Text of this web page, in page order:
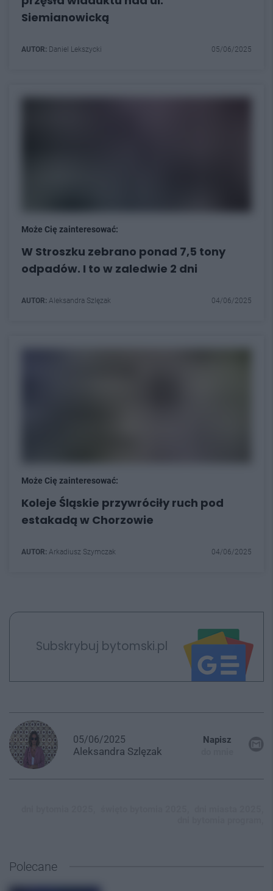
Siemianowicką
AUTOR: Daniel Lekszycki 05/06/2025
Może Cię zainteresować:
W Stroszku zebrano ponad 7,5 tony
odpadów. I to w zaledwie 2 dni
AUTOR: Aleksandra Szlęzak 04/06/2025
Może Cię zainteresować:
Koleje Śląskie przywróciły ruch pod
estakadą w Chorzowie
AUTOR: Arkadiusz Szymczak 04/06/2025
Subskrybuj bytomski.pl
05/06/2025
Aleksandra Szlęzak
Napisz
Polecane